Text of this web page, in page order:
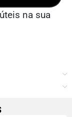
na sua